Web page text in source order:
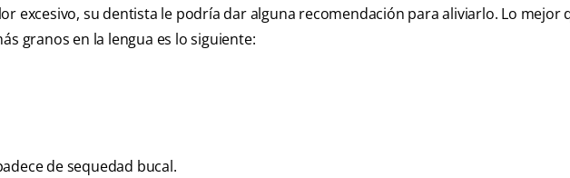
excesivo, su dentista le podría dar alguna recomendación para aliviarlo. Lo mejor
granos en la lengua es lo siguiente:
de sequedad bucal.